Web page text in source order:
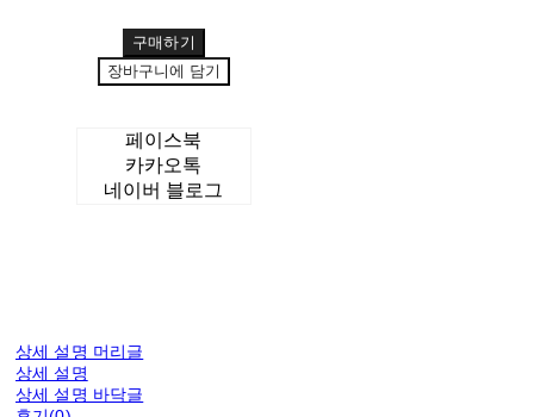
구매하기
장바구니에 담기
페이스북
카카오톡
네이버 블로그
상세 설명 머리글
상세 설명
상세 설명 바닥글